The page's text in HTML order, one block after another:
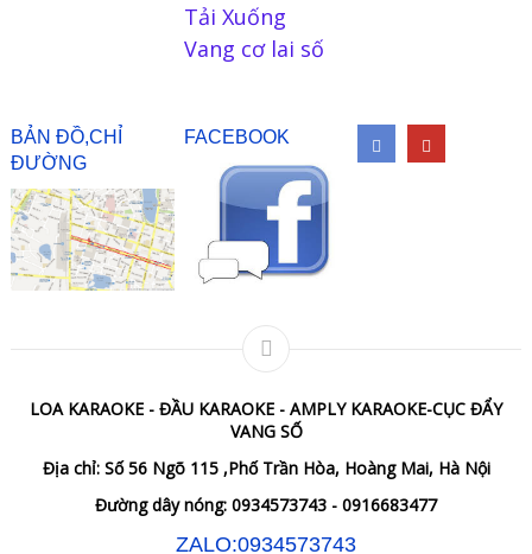
Tải Xuống
Vang cơ lai số
BẢN ĐỒ,CHỈ
ĐƯỜNG
FACEBOOK
LOA KARAOKE - ĐẦU KARAOKE - AMPLY KARAOKE-CỤC ĐẨY
VANG SỐ
Địa chỉ: Số 56 Ngõ 115 ,Phố Trần Hòa, Hoàng Mai, Hà Nội
Đường dây nóng: 0934573743 - 0916683477
ZALO:0934573743